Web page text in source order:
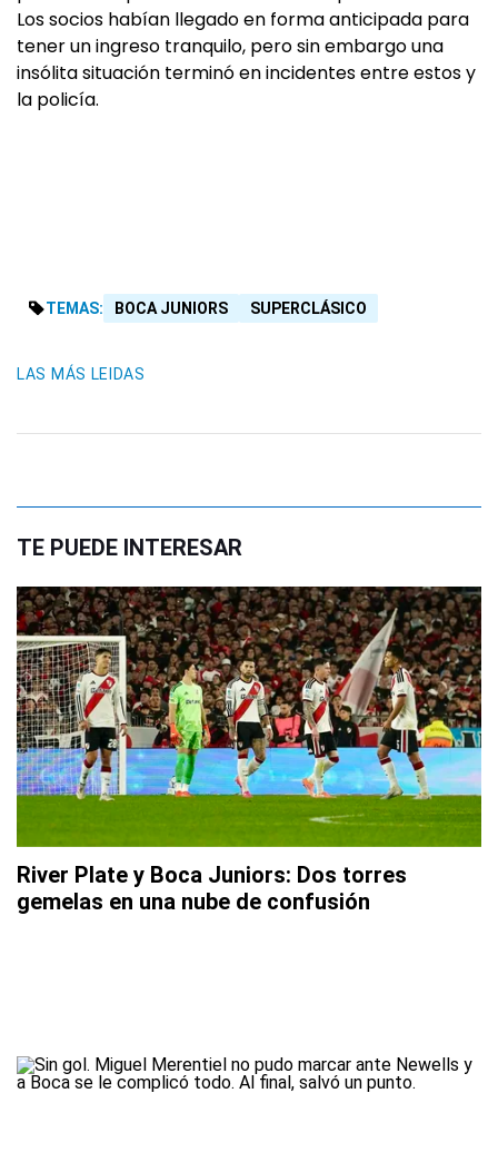
Los socios habían llegado en forma anticipada para
tener un ingreso tranquilo, pero sin embargo una
insólita situación terminó en incidentes entre estos y
la policía.
TEMAS: BOCA JUNIORS SUPERCLÁSICO
LAS MÁS LEIDAS
TE PUEDE INTERESAR
River Plate y Boca Juniors: Dos torres
gemelas en una nube de confusión